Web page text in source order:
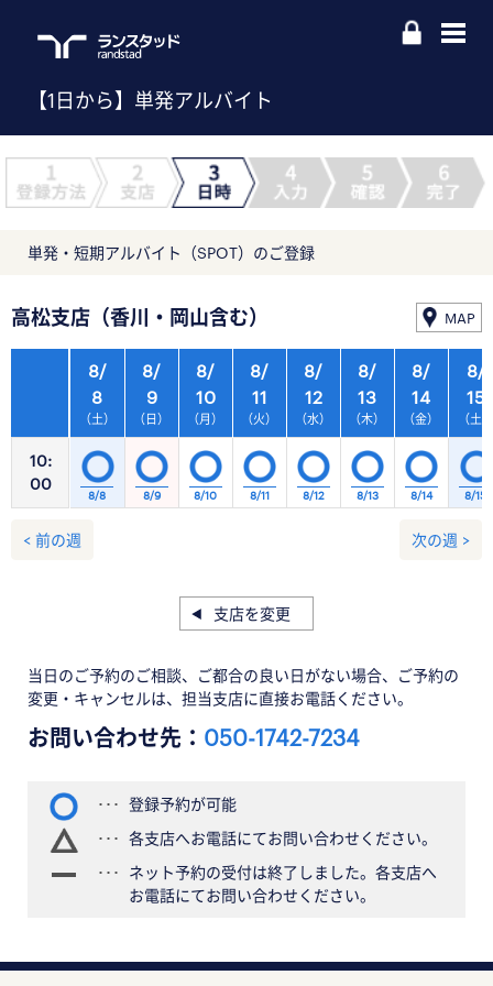
【1日から】単発アルバイト
単発・短期アルバイト（SPOT）のご登録
高松支店（香川・岡山含む） MAP
10:
00
8/
8
（土）
8/
9
（日）
8/
10
（月）
8/
11
（火）
8/
12
（水）
8/
13
（木）
8/
14
（金）
8/8 8/9 8/10 8/11 8/12 8/13 8/14
8/
15
（土）
8/15
< 前の週 次の週 >
支店を変更
当日のご予約のご相談、ご都合の良い日がない場合、ご予約の
変更・キャンセルは、担当支店に直接お電話ください。
お問い合わせ先： 050-1742-7234
登録予約が可能
各支店へお電話にてお問い合わせください。
ネット予約の受付は終了しました。各支店へ
お電話にてお問い合わせください。